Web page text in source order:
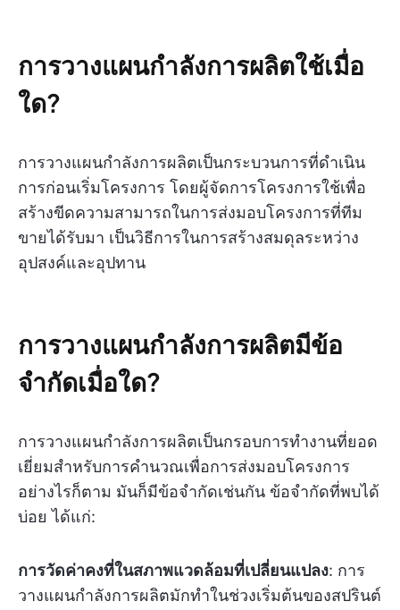
การวางแผนกำลังการผลิตใช้เมื่อ
ใด?
การวางแผนกำลังการผลิตเป็นกระบวนการที่ดำเนิน
การก่อนเริ่มโครงการ โดยผู้จัดการโครงการใช้เพื่อ
สร้างขีดความสามารถในการส่งมอบโครงการที่ทีม
ขายได้รับมา เป็นวิธีการในการสร้างสมดุลระหว่าง
อุปสงค์และอุปทาน
การวางแผนกำลังการผลิตมีข้อ
จำกัดเมื่อใด?
การวางแผนกำลังการผลิตเป็นกรอบการทำงานที่ยอด
เยี่ยมสำหรับการคำนวณเพื่อการส่งมอบโครงการ
อย่างไรก็ตาม มันก็มีข้อจำกัดเช่นกัน ข้อจำกัดที่พบได้
บ่อย ได้แก่:
การวัดค่าคงที่ในสภาพแวดล้อมที่เปลี่ยนแปลง: การ
วางแผนกำลังการผลิตมักทำในช่วงเริ่มต้นของสปรินต์